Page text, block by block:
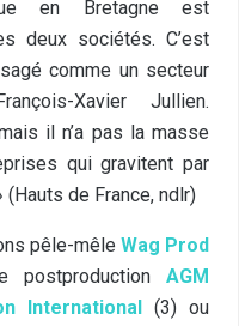
en Bretagne est
deux sociétés. C’est
comme un secteur
Xavier Jullien.
il n’a pas la masse
qui gravitent par
(Hauts de France, ndlr)
pêle-mêle Wag Prod
postproduction AGM
International (3) ou